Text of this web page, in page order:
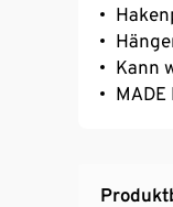
Kann
MADE